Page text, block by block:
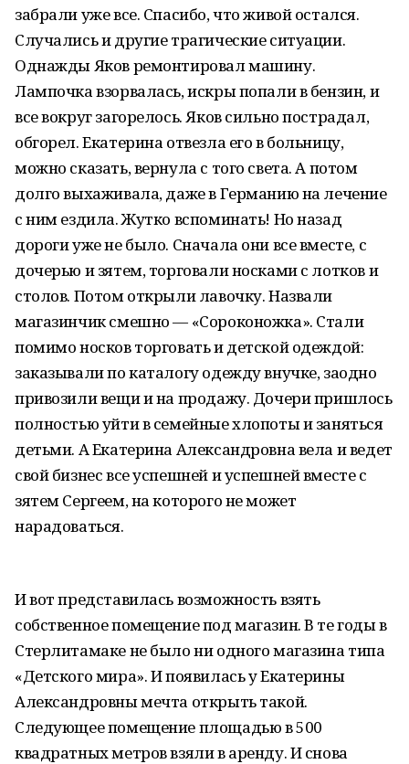
забрали уже все. Спасибо, что живой остался.
Случались и другие трагические ситуации.
Однажды Яков ремонтировал машину.
Лампочка взорвалась, искры попали в бензин, и
все вокруг загорелось. Яков сильно пострадал,
обгорел. Екатерина отвезла его в больницу,
можно сказать, вернула с того света. А потом
долго выхаживала, даже в Германию на лечение
с ним ездила. Жутко вспоминать! Но назад
дороги уже не было. Сначала они все вместе, с
дочерью и зятем, торговали носками с лотков и
столов. Потом открыли лавочку. Назвали
магазинчик смешно — «Сороконожка». Стали
помимо носков торговать и детской одеждой:
заказывали по каталогу одежду внучке, заодно
привозили вещи и на продажу. Дочери пришлось
полностью уйти в семейные хлопоты и заняться
детьми. А Екатерина Александровна вела и ведет
свой бизнес все успешней и успешней вместе с
зятем Сергеем, на которого не может
нарадоваться.
И вот представилась возможность взять
собственное помещение под магазин. В те годы в
Стерлитамаке не было ни одного магазина типа
«Детского мира». И появилась у Екатерины
Александровны мечта открыть такой.
Следующее помещение площадью в 500
квадратных метров взяли в аренду. И снова